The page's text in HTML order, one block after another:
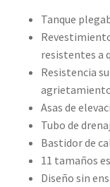
Tanque
resistentes a
Resistencia
Asas de
Tubo de
Bastidor de
11 tamaños
Diseño sin